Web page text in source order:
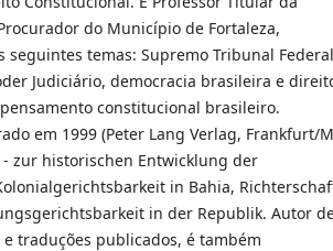
do Município de Fortaleza,
temas: Supremo Tribunal
Judiciário, democracia brasileira e
constitucional brasileiro.
em 1999 (Peter Lang Verlag, Frankfurt/
zur historischen Entwicklung der
in Bahia,
in der Republik. Autor
traduções publicados, é também